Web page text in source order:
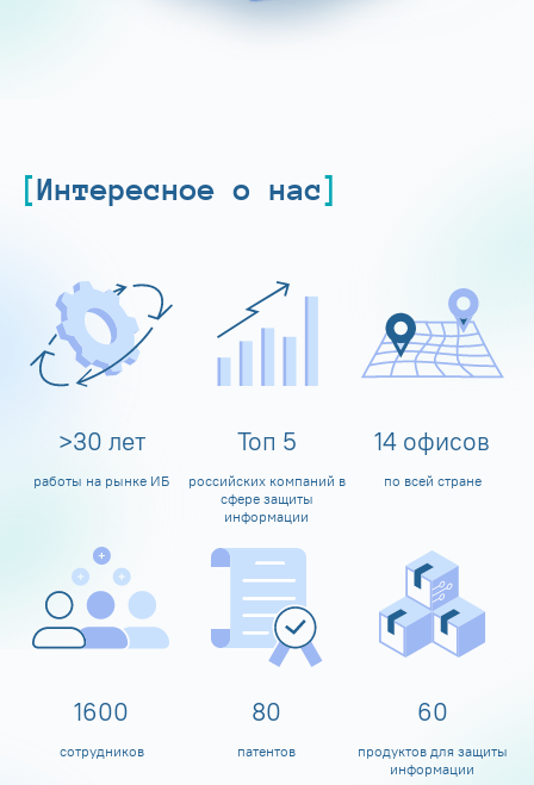
Интересное о нас
>30 лет
работы на рынке ИБ
Топ 5
российских компаний в
сфере защиты
информации
14 офисов
по всей стране
1600
сотрудников
80
патентов
60
продуктов для защиты
информации